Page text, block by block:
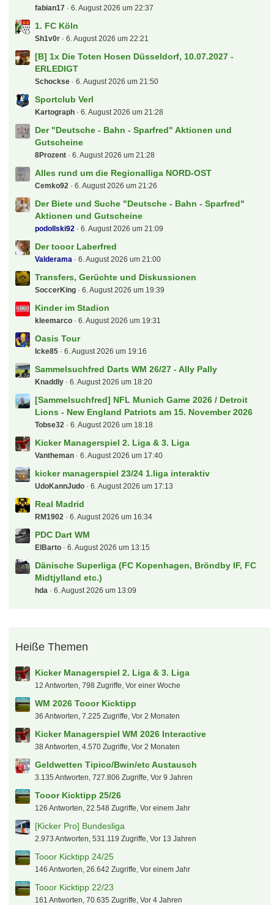
fabian17 6. August 2026 um 22:37
1. FC Köln
Sh1v0r 6. August 2026 um 22:21
[B] 1x Die Toten Hosen Düsseldorf, 10.07.2027 -
ERLEDIGT
Schockse 6. August 2026 um 21:50
Sportclub Verl
Kartograph 6. August 2026 um 21:28
Der "Deutsche - Bahn - Sparfred" Aktionen und
Gutscheine
8Prozent 6. August 2026 um 21:28
Alles rund um die Regionalliga NORD-OST
Cemko92 6. August 2026 um 21:26
Der Biete und Suche "Deutsche - Bahn - Sparfred"
Aktionen und Gutscheine
podollski92 6. August 2026 um 21:09
Der tooor Laberfred
Valderama 6. August 2026 um 21:00
Transfers, Gerüchte und Diskussionen
SoccerKing 6. August 2026 um 19:39
Kinder im Stadion
kleemarco 6. August 2026 um 19:31
Oasis Tour
Icke85 6. August 2026 um 19:16
Sammelsuchfred Darts WM 26/27 - Ally Pally
Knaddly 6. August 2026 um 18:20
[Sammelsuchfred] NFL Munich Game 2026 / Detroit
Lions - New England Patriots am 15. November 2026
Tobse32 6. August 2026 um 18:18
Kicker Managerspiel 2. Liga & 3. Liga
Vantheman 6. August 2026 um 17:40
kicker managerspiel 23/24 1.liga interaktiv
UdoKannJudo 6. August 2026 um 17:13
Real Madrid
RM1902 6. August 2026 um 16:34
PDC Dart WM
ElBarto 6. August 2026 um 13:15
Dänische Superliga (FC Kopenhagen, Bröndby IF, FC
Midtjylland etc.)
hda 6. August 2026 um 13:09
Heiße Themen
Kicker Managerspiel 2. Liga & 3. Liga
12 Antworten, 798 Zugriffe, Vor einer Woche
WM 2026 Tooor Kicktipp
36 Antworten, 7.225 Zugriffe, Vor 2 Monaten
Kicker Managerspiel WM 2026 Interactive
38 Antworten, 4.570 Zugriffe, Vor 2 Monaten
Geldwetten Tipico/Bwin/etc Austausch
3.135 Antworten, 727.806 Zugriffe, Vor 9 Jahren
Tooor Kicktipp 25/26
126 Antworten, 22.548 Zugriffe, Vor einem Jahr
[Kicker Pro] Bundesliga
2.973 Antworten, 531.119 Zugriffe, Vor 13 Jahren
Tooor Kicktipp 24/25
146 Antworten, 26.642 Zugriffe, Vor einem Jahr
Tooor Kicktipp 22/23
161 Antworten, 70.635 Zugriffe, Vor 4 Jahren